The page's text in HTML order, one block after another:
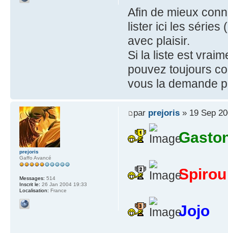
Afin de mieux
lister ici les séries
avec plaisir.
Si la liste est
pouvez toujours
vous la demande
par prejoris» 19 Sep
Jojo
prejoris
Gaffo Avancé
Messages: 514
Inscrit le: 26 Jan 2004 19:33
Localisation: France